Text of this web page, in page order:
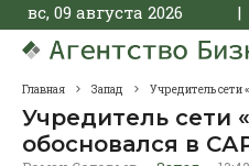
вс, 09 августа 2026 |
Главная Запад Учредитель сети
Учредитель сети
обосновался в